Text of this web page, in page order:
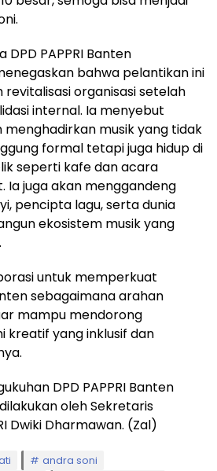
PAPPRI Banten
bahwa pelantikan ini
organisasi setelah
internal. Ia menyebut
menghadirkan musik yang tidak
formal tetapi juga hidup di
seperti kafe dan acara
Ia juga akan menggandeng
pencipta lagu, serta dunia
ekosistem musik yang
untuk memperkuat
sebagaimana arahan
mampu mendorong
kreatif yang inklusif dan
DPD PAPPRI Banten
oleh Sekretaris
Dwiki Dharmawan. (Zal)
andra soni